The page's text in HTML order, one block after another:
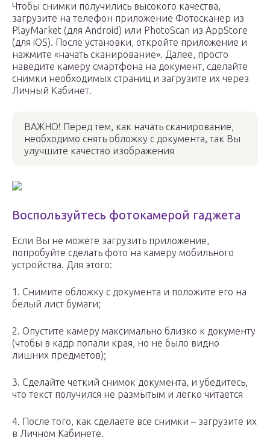
Чтобы снимки получились высокого качества,
загрузите на телефон приложение Фотосканер из
PlayMarket (для Android) или PhotoScan из AppStore
(для iOS). После установки, откройте приложение и
нажмите «начать сканирование». Далее, просто
наведите камеру смартфона на документ, сделайте
снимки необходимых страниц и загрузите их через
Личный Кабинет.
ВАЖНО! Перед тем, как начать сканирование,
необходимо снять обложку с документа, так Вы
улучшите качество изображения
Воспользуйтесь фотокамерой гаджета
Если Вы не можете загрузить приложение,
попробуйте сделать фото на камеру мобильного
устройства. Для этого:
1. Снимите обложку с документа и положите его на
белый лист бумаги;
2. Опустите камеру максимально близко к документу
(чтобы в кадр попали края, но не было видно
лишних предметов);
3. Сделайте четкий снимок документа, и убедитесь,
что текст получился не размытым и легко читается
4. После того, как сделаете все снимки – загрузите их
в Личном Кабинете.